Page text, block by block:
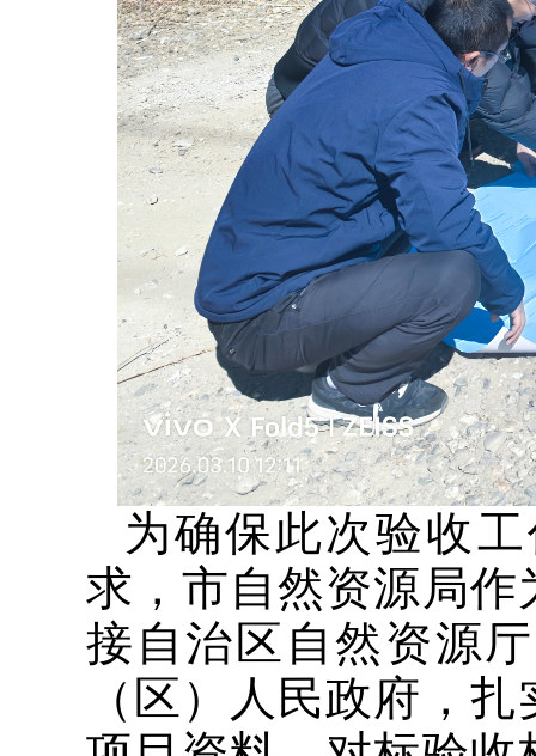
为确保此次验收
求，市自然资源局
接自治区自然资源
（区）人民政府，